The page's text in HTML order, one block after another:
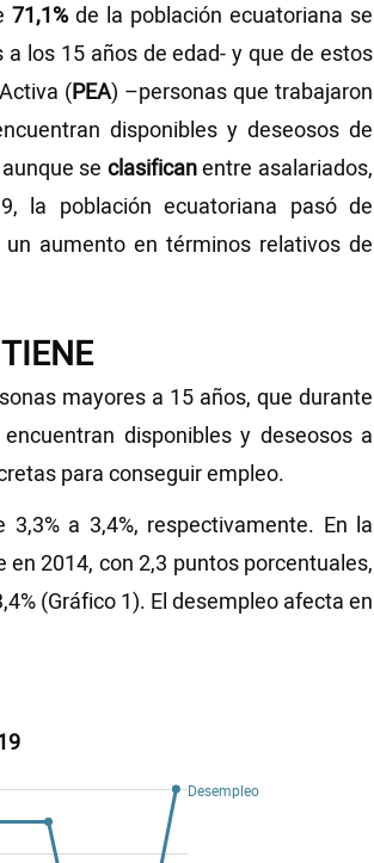
71,1%de la población ecuatoriana se
los 15 años de edad- y que de estos
(PEA) –personas que trabajaron
disponibles y deseosos de
se clasificanentre asalariados,
la población ecuatoriana pasó de
aumento en términos relativos de
mayores a 15 años, que durante
disponibles y deseosos a
para conseguir empleo.
a 3,4%, respectivamente. En la
en 2014, con 2,3 puntos porcentuales,
(Gráfico 1). El desempleo afecta en